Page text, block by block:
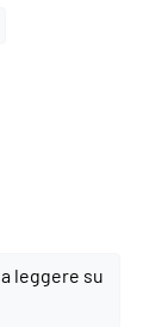
leggere su